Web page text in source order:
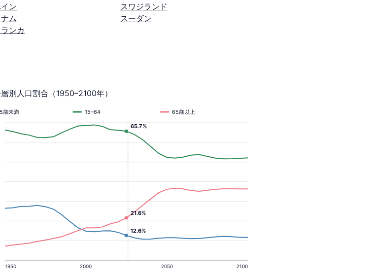
ン
ム
ンカ
スワジランド
スーダン
別人口割合（1950–2100年）
1950 2000 2050 2100
歳未満 15–64 65歳以上
12.6%
21.6%
65.7%